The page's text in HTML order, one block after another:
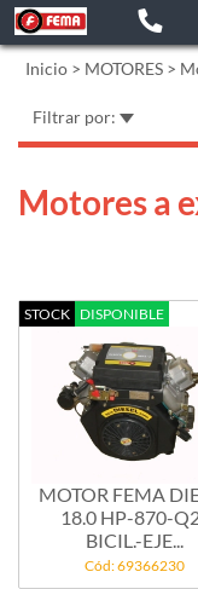
Inicio > MOTORES >
Filtrar por:
Motores a
STOCK DISPONIBLE
MOTOR FEMA
18.0 HP-870-
BICIL.-EJE...
Cód: 69366230